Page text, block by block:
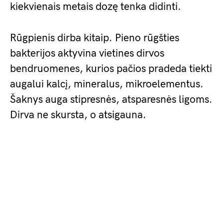
kiekvienais metais dozę tenka didinti.
Rūgpienis dirba kitaip. Pieno rūgšties
bakterijos aktyvina vietines dirvos
bendruomenes, kurios pačios pradeda tiekti
augalui kalcį, mineralus, mikroelementus.
Šaknys auga stipresnės, atsparesnės ligoms.
Dirva ne skursta, o atsigauna.